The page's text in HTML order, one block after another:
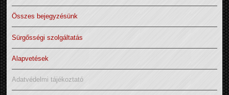
Összes bejegyzésünk
Sürgősségi szolgáltatás
Alapvetések
Adatvédelmi tájékoztató